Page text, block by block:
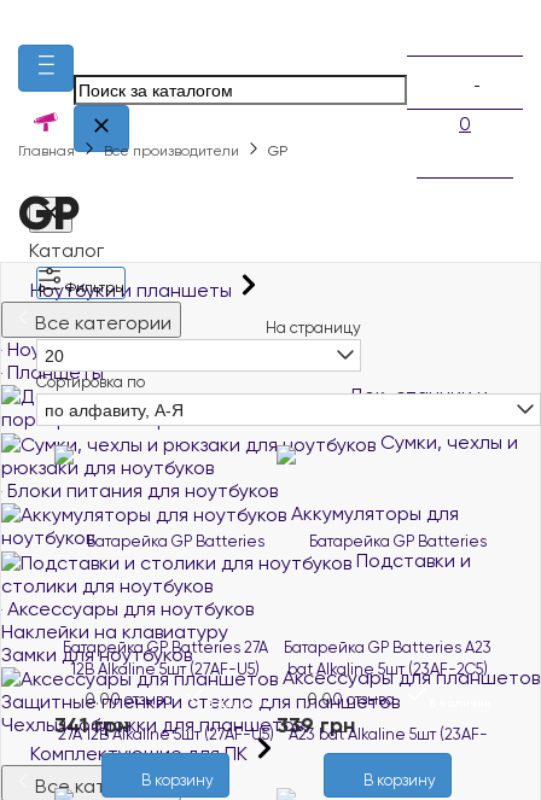
0
Каталог
Ноутбуки и планшеты
Все категории
Ноутбуки и ультрабуки
Планшеты
Док-станции и
порт-репликаторы
Сумки, чехлы и
рюкзаки для ноутбуков
Блоки питания для ноутбуков
Аккумуляторы для
ноутбуков
Подставки и
столики для ноутбуков
Аксессуары для ноутбуков
Наклейки на клавиатуру
Замки для ноутбуков
Аксессуары для планшетов
Защитные пленки и стекло для планшетов
Чехлы и обложки для планшетов
Комплектующие для ПК
Все категории
Главная Все производители GP
GP
Фильтры
На страницу
20
Сортировка по
по алфавиту, А-Я
Батарейка GP Batteries 27A
12В Alkaline 5шт (27AF-U5)
0.00 отзыва В наличии
341 грн
В корзину
Батарейка GP Batteries A23
bat Alkaline 5шт (23AF-2C5)
0.00 отзыва
339 грн
В корзину